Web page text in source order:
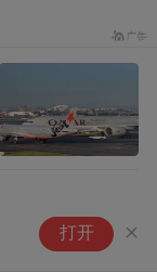
截至7月底
公司回应称
打开